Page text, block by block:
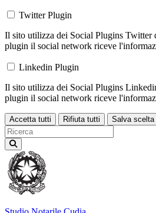
Twitter Plugin
Il sito utilizza dei Social Plugins Twitter
plugin il social network riceve
Linkedin Plugin
Il sito utilizza dei Social Plugins
plugin il social network riceve
Accetta tutti Rifiuta tutti Salva scelta
Loading...